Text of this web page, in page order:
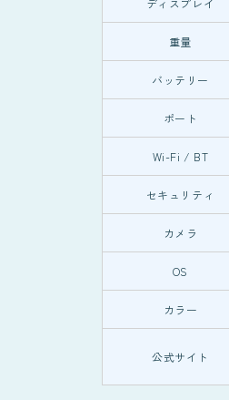
ディスプレイ
重量
バッテリー
ポート
Wi-Fi / BT
セキュリティ
カメラ
OS
カラー
公式サイト